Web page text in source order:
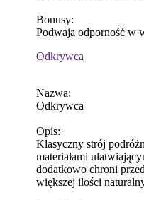
Bonusy:
Podwaja odporność w
Odkrywca
Nazwa:
Odkrywca
Opis:
Klasyczny strój
materiałami
dodatkowo chroni
większej ilości